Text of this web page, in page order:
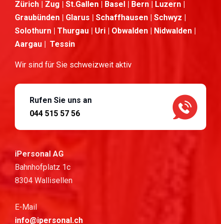
Zürich | Zug | St.Gallen | Basel | Bern | Luzern |
Graubünden | Glarus | Schaffhausen | Schwyz |
Solothurn | Thurgau | Uri | Obwalden | Nidwalden |
Aargau | Tessin
Wir sind für Sie schweizweit aktiv
Rufen Sie uns an
044 515 57 56
iPersonal AG
Bahnhofplatz 1c
8304 Wallisellen
E-Mail
info@ipersonal.ch